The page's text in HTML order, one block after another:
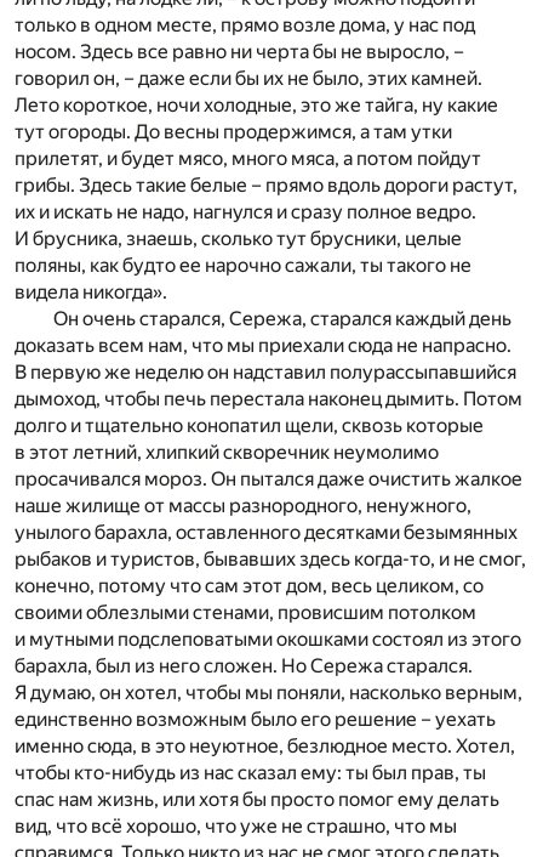
только в одном месте, прямо возле дома, у нас под
носом. Здесь все равно ни черта бы не выросло, –
говорил он, – даже если бы их не было, этих камней.
Лето короткое, ночи холодные, это же тайга, ну какие
тут огороды. До весны продержимся, а там утки
прилетят, и будет мясо, много мяса, а потом пойдут
грибы. Здесь такие белые – прямо вдоль дороги растут,
их и искать не надо, нагнулся и сразу полное ведро.
И брусника, знаешь, сколько тут брусники, целые
поляны, как будто ее нарочно сажали, ты такого не
видела никогда».
Он очень старался, Сережа, старался каждый день
доказать всем нам, что мы приехали сюда не напрасно.
В первую же неделю он надставил полурассыпавшийся
дымоход, чтобы печь перестала наконец дымить. Потом
долго и тщательно конопатил щели, сквозь которые
в этот летний, хлипкий скворечник неумолимо
просачивался мороз. Он пытался даже очистить жалкое
наше жилище от массы разнородного, ненужного,
унылого барахла, оставленного десятками безымянных
рыбаков и туристов, бывавших здесь когда-то, и не смог,
конечно, потому что сам этот дом, весь целиком, со
своими облезлыми стенами, провисшим потолком
и мутными подслеповатыми окошками состоял из этого
барахла, был из него сложен. Но Сережа старался.
Я думаю, он хотел, чтобы мы поняли, насколько верным,
единственно возможным было его решение – уехать
именно сюда, в это неуютное, безлюдное место. Хотел,
чтобы кто-нибудь из нас сказал ему: ты был прав, ты
спас нам жизнь, или хотя бы просто помог ему делать
вид, что всё хорошо, что уже не страшно, что мы